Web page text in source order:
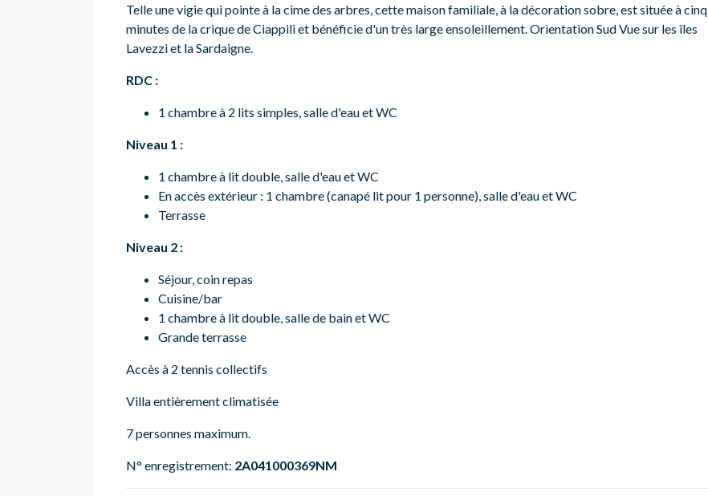
Telle une vigie qui pointe à la cime des arbres, cette maison familiale, à la décoration sobre, est située à cinq
minutes de la crique de Ciappili et bénéficie d'un très large ensoleillement. Orientation Sud Vue sur les îles
Lavezzi et la Sardaigne.
RDC :
1 chambre à 2 lits simples, salle d'eau et WC
Niveau 1 :
1 chambre à lit double, salle d'eau et WC
En accès extérieur : 1 chambre (canapé lit pour 1 personne), salle d'eau et WC
Terrasse
Niveau 2 :
Séjour, coin repas
Cuisine/bar
1 chambre à lit double, salle de bain et WC
Grande terrasse
Accès à 2 tennis collectifs
Villa entièrement climatisée
7 personnes maximum.
N° enregistrement: 2A041000369NM